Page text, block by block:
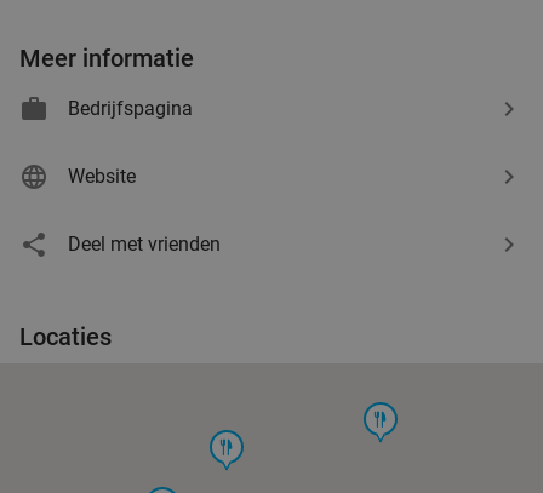
Meer informatie
Bedrijfspagina
Website
Deel met vrienden
Locaties
food
food